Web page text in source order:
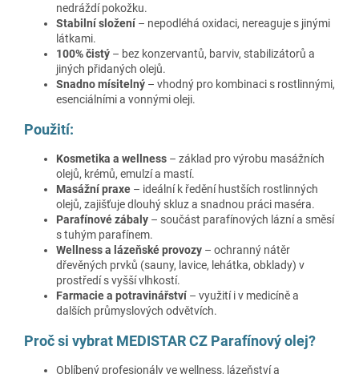
nedráždí pokožku.
Stabilní složení – nepodléhá oxidaci, nereaguje s jinými
látkami.
100% čistý – bez konzervantů, barviv, stabilizátorů a
jiných přidaných olejů.
Snadno mísitelný – vhodný pro kombinaci s rostlinnými,
esenciálními a vonnými oleji.
Použití:
Kosmetika a wellness – základ pro výrobu masážních
olejů, krémů, emulzí a mastí.
Masážní praxe – ideální k ředění hustších rostlinných
olejů, zajišťuje dlouhý skluz a snadnou práci maséra.
Parafínové zábaly – součást parafínových lázní a směsí
s tuhým parafínem.
Wellness a lázeňské provozy – ochranný nátěr
dřevěných prvků (sauny, lavice, lehátka, obklady) v
prostředí s vyšší vlhkostí.
Farmacie a potravinářství – využití i v medicíně a
dalších průmyslových odvětvích.
Proč si vybrat MEDISTAR CZ Parafínový olej?
Oblíbený profesionály ve wellness, lázeňství a